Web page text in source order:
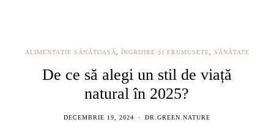
ALIMENTAȚIE SĂNĂTOASĂ, ÎNGRIJIRE ȘI FRUMUSEȚE, SĂNĂTATE
De ce să alegi un stil de viață
natural în 2025?
DECEMBRIE 19, 2024 DR.GREEN.NATURE